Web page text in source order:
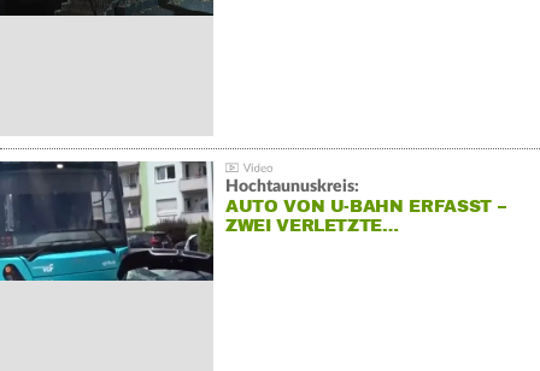
Hochtaunuskreis:
AUTO VON U-BAHN ERFASST –
ZWEI VERLETZTE…